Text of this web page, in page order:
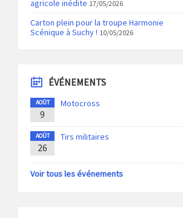
agricole inédite 17/05/2026
Carton plein pour la troupe Harmonie
Scénique à Suchy ! 10/05/2026
ÉVÉNEMENTS
AOÛT
9
Motocross
AOÛT
26
Tirs militaires
Voir tous les événements